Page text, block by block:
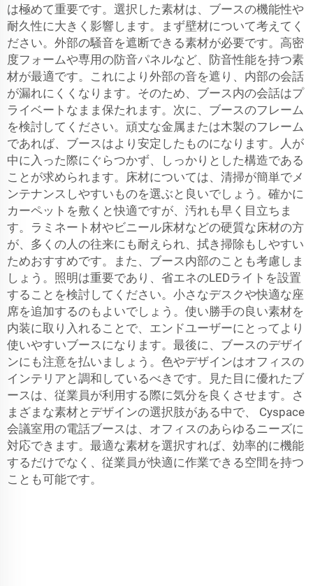
は極めて重要です。選択した素材は、ブースの機能性や
耐久性に大きく影響します。まず壁材について考えてく
ださい。外部の騒音を遮断できる素材が必要です。高密
度フォームや専用の防音パネルなど、防音性能を持つ素
材が最適です。これにより外部の音を遮り、内部の会話
が漏れにくくなります。そのため、ブース内の会話はプ
ライベートなまま保たれます。次に、ブースのフレーム
を検討してください。頑丈な金属または木製のフレーム
であれば、ブースはより安定したものになります。人が
中に入った際にぐらつかず、しっかりとした構造である
ことが求められます。床材については、清掃が簡単でメ
ンテナンスしやすいものを選ぶと良いでしょう。確かに
カーペットを敷くと快適ですが、汚れも早く目立ちま
す。ラミネート材やビニール床材などの硬質な床材の方
が、多くの人の往来にも耐えられ、拭き掃除もしやすい
ためおすすめです。また、ブース内部のことも考慮しま
しょう。照明は重要であり、省エネのLEDライトを設置
することを検討してください。小さなデスクや快適な座
席を追加するのもよいでしょう。使い勝手の良い素材を
内装に取り入れることで、エンドユーザーにとってより
使いやすいブースになります。最後に、ブースのデザイ
ンにも注意を払いましょう。色やデザインはオフィスの
インテリアと調和しているべきです。見た目に優れたブ
ースは、従業員が利用する際に気分を良くさせます。さ
まざまな素材とデザインの選択肢がある中で、 Cyspace
会議室用の電話ブースは、オフィスのあらゆるニーズに
対応できます。最適な素材を選択すれば、効率的に機能
するだけでなく、従業員が快適に作業できる空間を持つ
ことも可能です。